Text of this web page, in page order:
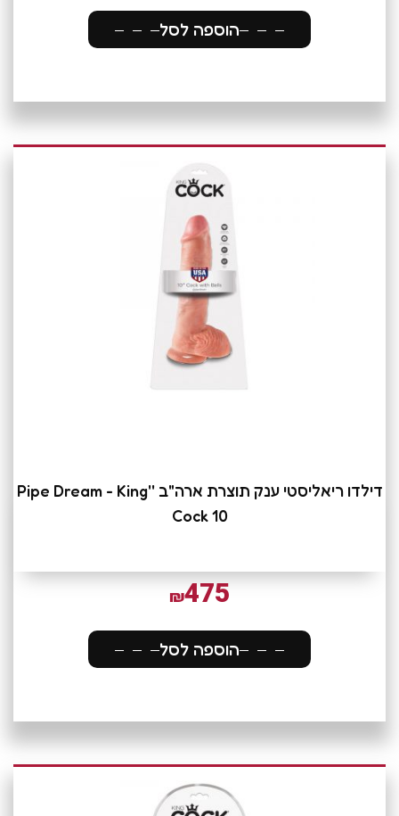
הוספה לסל
דילדו ריאליסטי ענק תוצרת ארה"ב ''Pipe Dream - King
Cock 10
₪475
הוספה לסל